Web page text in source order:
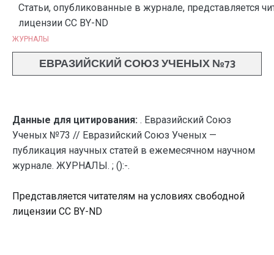
Статьи, опубликованные в журнале, представляется
лицензии CC BY-ND
ЖУРНАЛЫ
ЕВРАЗИЙСКИЙ СОЮЗ УЧЕНЫХ №73
Данные для цитирования: . Евразийский Союз
Ученых №73 // Евразийский Союз Ученых —
публикация научных статей в ежемесячном научном
журнале. ЖУРНАЛЫ. ; ():-.
Представляется читателям на условиях свободной
лицензии CC BY-ND